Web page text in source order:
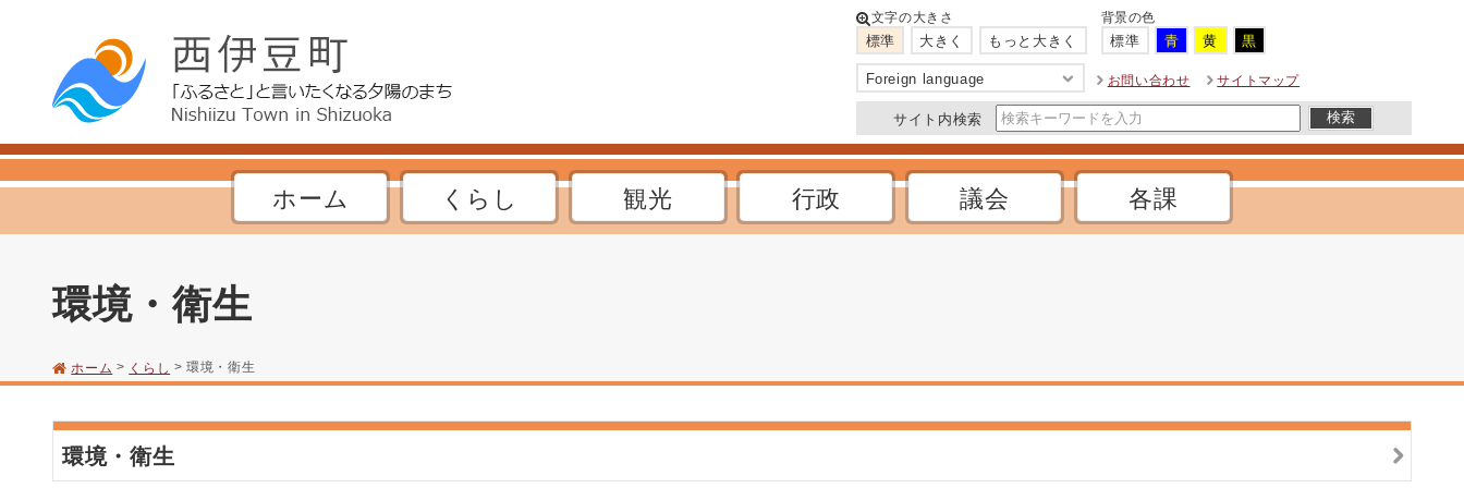
文字の大きさ
標準 大きく もっと大きく
背景の色
標準 青 黄 黒
Foreign language お問い合わせ サイトマップ
サイト内検索
ホーム くらし 観光 行政 議会 各課
環境・衛生
ホーム > くらし > 環境・衛生
環境・衛生